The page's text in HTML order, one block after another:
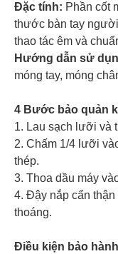
Đặc tính: Phần cốt
thước bàn tay
thao tác êm và
Hướng dẫn sử
móng tay, móng
4 Bước bảo quản
1. Lau sạch lưỡi và
2. Chấm 1/4 lưỡi
thép.
3. Thoa dầu máy
4. Đậy nắp cẩn
thoáng.
Điều kiện bảo